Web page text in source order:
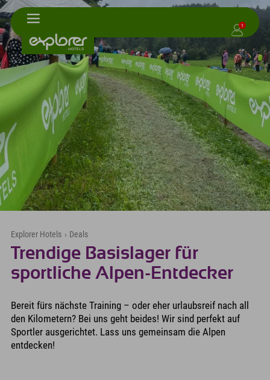
1
Explorer Hotels › Deals
Trendige Basislager für
sportliche Alpen-Entdecker
Bereit fürs nächste Training – oder eher urlaubsreif nach all
den Kilometern? Bei uns geht beides! Wir sind perfekt auf
Sportler ausgerichtet. Lass uns gemeinsam die Alpen
entdecken!